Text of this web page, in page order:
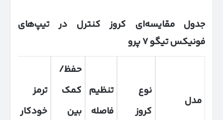
جدول مقایسه‌ای کروز کنترل در تیپ‌های
فونیکس تیگو۷پرو
مدل
نوع
کروز
تنظیم
فاصله
حفظ/
کمک
بین
ترمز
خودکار